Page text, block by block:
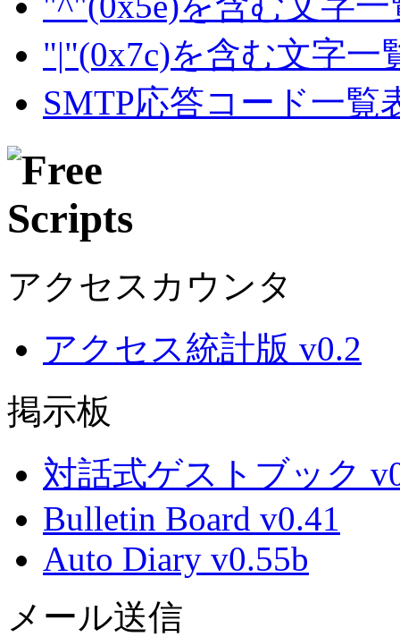
"|"(0x7c)を含む文字一
SMTP応答コード一覧
アクセスカウンタ
アクセス統計版 v0.2
掲示板
対話式ゲストブック
Bulletin Board v0.41
Auto Diary v0.55b
メール送信